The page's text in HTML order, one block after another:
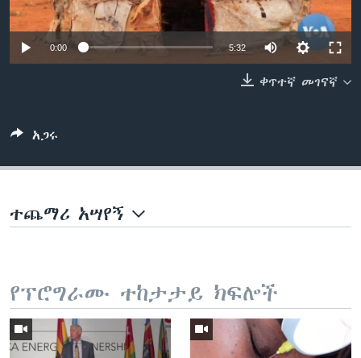
0:00 5:32
ቀጥተኛ መገናኛ
አጋሩ
ተጨማሪ አሣየኝ
የፕሮግራሙ ተከታታይ ክፍሎች